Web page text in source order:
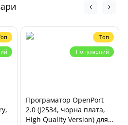
Топ
Популярний
Програматор OpenPort
2.0 (J2534, чорна плата,
High Quality Version) для